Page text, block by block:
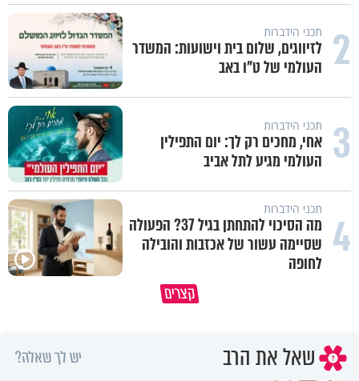
2 תכני הידברות
לזיווגים, שלום בית וישועות: המשדר
העולמי של ט"ו באב
3 תכני הידברות
אחי, מחכים רק לך: יום התפילין
העולמי מגיע לתל אביב
4 תכני הידברות
מה הסיכוי להתחתן בגיל 37? הפעולה
שסיימה עשור של אכזבות והובילה
לחופה
קצרים
שאל את הרב יש לך שאלה?